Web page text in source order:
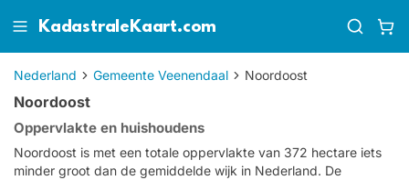
KadastraleKaart.com
Nederland Gemeente Veenendaal Noordoost
Noordoost
Oppervlakte en huishoudens
Noordoost is met een totale oppervlakte van 372 hectare iets
minder groot dan de gemiddelde wijk in Nederland. De